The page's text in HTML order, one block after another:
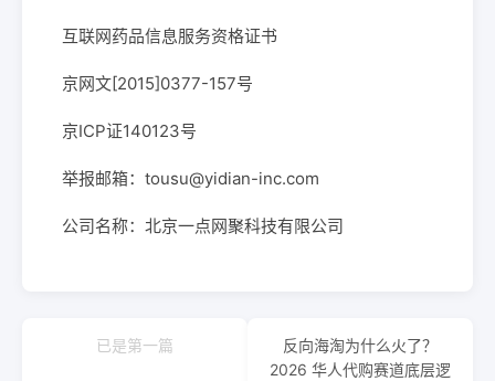
互联网药品信息服务资格证书
京网文[2015]0377-157号
京ICP证140123号
举报邮箱：tousu@yidian-inc.com
公司名称：北京一点网聚科技有限公司
已是第一篇
反向海淘为什么火了？
2026 华人代购赛道底层逻